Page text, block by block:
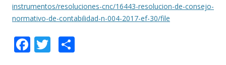
instrumentos/resoluciones-cnc/16443-resolucion-de-consejo-
normativo-de-contabilidad-n-004-2017-ef-30/file
F T